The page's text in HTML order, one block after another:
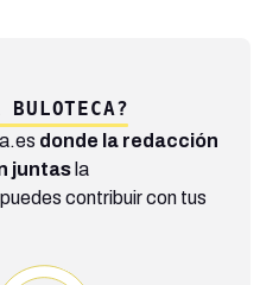
BULOTECA?
donde la redacción
juntas la
contribuir con tus